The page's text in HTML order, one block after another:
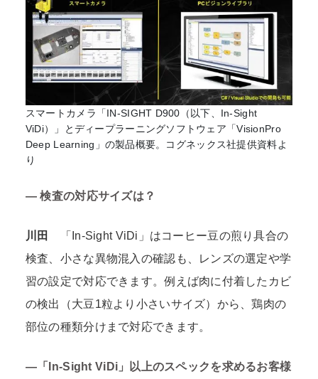
スマートカメラ「IN-SIGHT D900（以下、In-Sight
ViDi）」とディープラーニングソフトウェア「VisionPro
Deep Learning」の製品概要。コグネックス社提供資料よ
り
― 検査の対応サイズは？
川田
「In-Sight ViDi」はコーヒー豆の煎り具合の
検査、小さな異物混入の確認も、レンズの選定や学
習の設定で対応できます。例えば肉に付着したカビ
の検出（大豆1粒より小さいサイズ）から、鶏肉の
部位の種類分けまで対応できます。
―「In-Sight ViDi」以上のスペックを求めるお客様